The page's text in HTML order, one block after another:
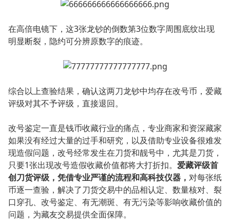
在高倍电镜下，这3张龙钞的倒数第3位数字周围底纹出现
明显断裂，隐约可分辨原数字的痕迹。
综合以上查验结果，确认这两刀龙钞中均存在改号币，爱藏
评级对其不予评级，直接退回。
改号鉴定一直是钱币收藏行业的痛点，专业商家和资深藏家
如果没有经过大量的过手和研究，以及借助专业设备很难发
现造假问题，改号经常发生在刀货和靓号中，尤其是刀货，
只要1张出现改号造假收藏价值都将大打折扣。 爱藏评级首
创刀货评级，凭借专业严谨的流程和高科技仪器， 对每张纸
币逐一查验，解决了刀货交易中的品相认定、数量核对、裂
口穿孔、改号鉴定、有无潮斑、有无污染等影响收藏价值的
问题，为藏友交易提供全面保障。